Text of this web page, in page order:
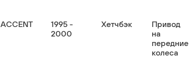
ACCENT
1995 -
2000
Хетчбэк
Привод
на
передние
колеса